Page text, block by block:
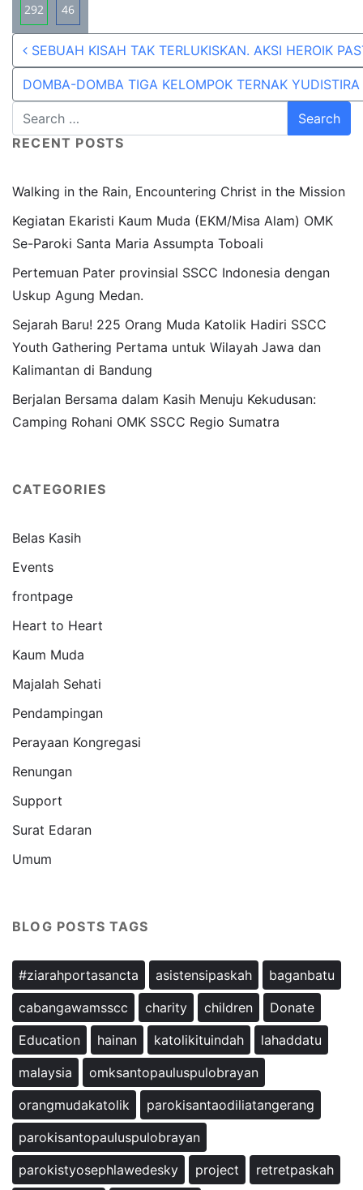
292
Share
on
WhatsApp
46
Share
on
Facebook
Post navigation
SEBUAH KISAH TAK TERLUKISKAN. AKSI HEROIK
DOMBA-DOMBA TIGA KELOMPOK TERNAK
RECENT POSTS
Walking in the Rain, Encountering Christ in the Mission
Kegiatan Ekaristi Kaum Muda (EKM/Misa Alam) OMK
Se-Paroki Santa Maria Assumpta Toboali
Pertemuan Pater provinsial SSCC Indonesia dengan
Uskup Agung Medan.
Sejarah Baru! 225 Orang Muda Katolik Hadiri SSCC
Youth Gathering Pertama untuk Wilayah Jawa dan
Kalimantan di Bandung
Berjalan Bersama dalam Kasih Menuju Kekudusan:
Camping Rohani OMK SSCC Regio Sumatra
CATEGORIES
Belas Kasih
Events
frontpage
Heart to Heart
Kaum Muda
Majalah Sehati
Pendampingan
Perayaan Kongregasi
Renungan
Support
Surat Edaran
Umum
BLOG POSTS TAGS
#ziarahportasancta asistensipaskah
baganbatu
cabangawamsscc
charity children
Donate
Education
hainan katolikituindah
lahaddatu
malaysia
omksantopauluspulobrayan
orangmudakatolik
parokisantaodiliatangerang
parokisantopauluspulobrayan
parokistyosephlawedesky
project
retretpaskah